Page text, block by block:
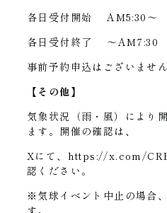
各日受付開始 AM5:30～
各日受付終了 ～AM7:30
事前予約申込はございません
【その他】
気象状況（雨・風）により
ます。開催の確認は、
Xにて、 https://x.com/
認ください。
※気球イベント中止の場合
す。